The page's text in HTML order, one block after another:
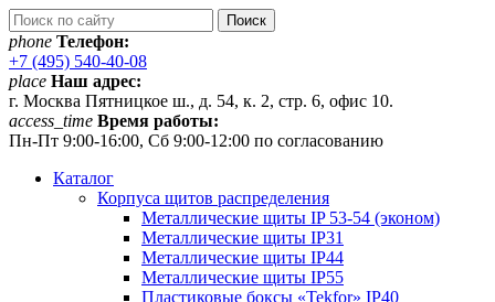
phone Телефон:
+7 (495) 540-40-08
place Наш адрес:
г. Москва Пятницкое ш., д. 54, к. 2, стр. 6, офис 10.
access_time Время работы:
Пн-Пт 9:00-16:00, Сб 9:00-12:00 по согласованию
Каталог
Корпуса щитов распределения
Металлические щиты IP 53-54 (эконом)
Металлические щиты IP31
Металлические щиты IP44
Металлические щиты IP55
Пластиковые боксы «Tekfor» IP40